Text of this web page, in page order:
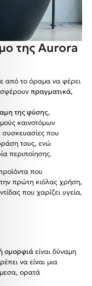
της Aurora
από το όραμα να φέρει
πραγματικά,
της φύσης,
καινοτόμων
που
τους, ενώ
περιποίησης.
που
πρώτη κιόλας χρήση,
που χαρίζει υγεία,
ομορφιά είναι δύναμη
να είναι μια
ορατά